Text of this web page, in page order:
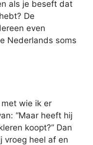
als je beseft dat
De
even
Nederlands soms
wie ik er
“Maar heeft hij
koopt?” Dan
vroeg heel af en